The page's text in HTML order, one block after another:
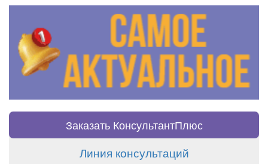
Заказать КонсультантПлюс
Линия консультаций